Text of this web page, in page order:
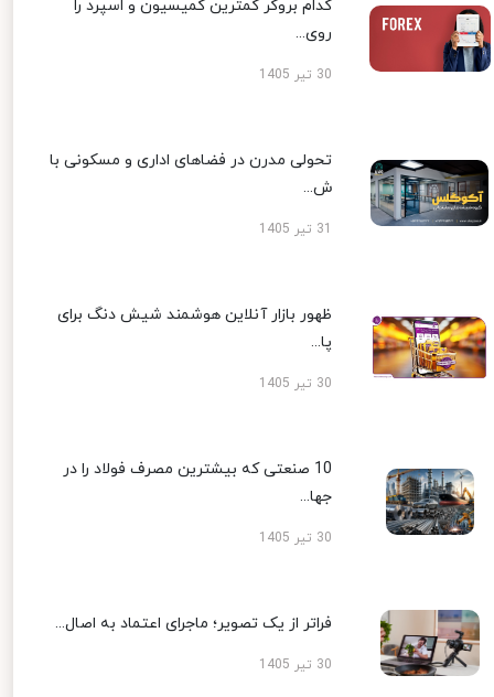
کدام بروکر کمترین کمیسیون و اسپرد را
روی...
30 تیر 1405
تحولی مدرن در فضاهای اداری و مسکونی با
ش...
ظهور بازار آنلاین هوشمند شیش دنگ برای
پا...
30 تیر 1405
10 صنعتی که بیشترین مصرف فولاد را در
جها...
30 تیر 1405
فراتر از یک تصویر؛ ماجرای اعتماد به اصال...
30 تیر 1405